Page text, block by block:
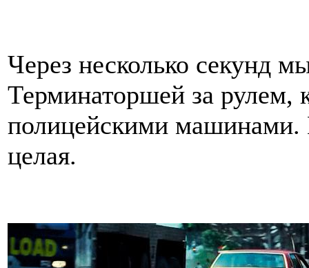
Через несколько секунд
Терминаторшей за рулем,
полицейскими машинами.
целая.